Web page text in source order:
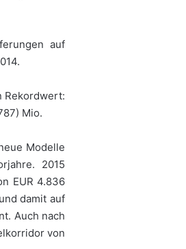
auf
Rekordwert:
Mio.
Modelle
2015
EUR 4.836
damit auf
Auch nach
von